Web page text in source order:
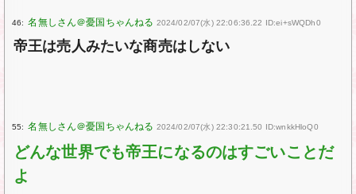
46: 2024/02/07(水) 22:06:36.22 ID:ei+sWQDh0
帝王は売人みたいな商売はしない
55: 2024/02/07(水) 22:30:21.50 ID:wnkkHloQ0
どんな世界でも帝王になるのはすごいことだ
よ